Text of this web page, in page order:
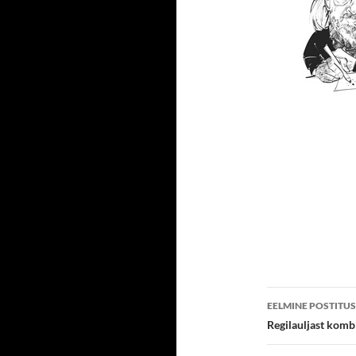
Postituste
töölaud
EELMINE POSTITUS
Regilauljast